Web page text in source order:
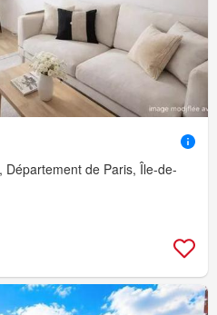
Département de Paris, Île-de-